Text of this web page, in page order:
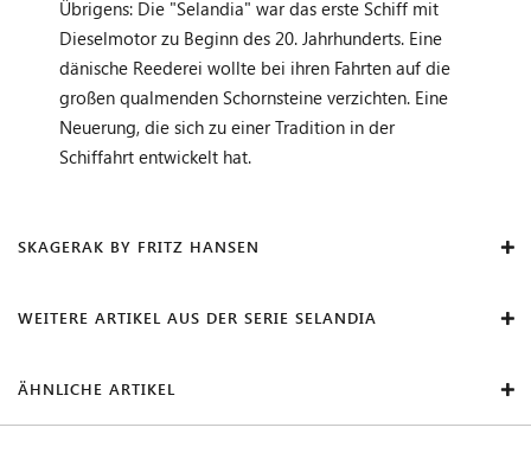
Übrigens: Die "Selandia" war das erste Schiff mit
Dieselmotor zu Beginn des 20. Jahrhunderts. Eine
dänische Reederei wollte bei ihren Fahrten auf die
großen qualmenden Schornsteine verzichten. Eine
Neuerung, die sich zu einer Tradition in der
Schiffahrt entwickelt hat.
SKAGERAK BY FRITZ HANSEN
WEITERE ARTIKEL AUS DER SERIE SELANDIA
ÄHNLICHE ARTIKEL